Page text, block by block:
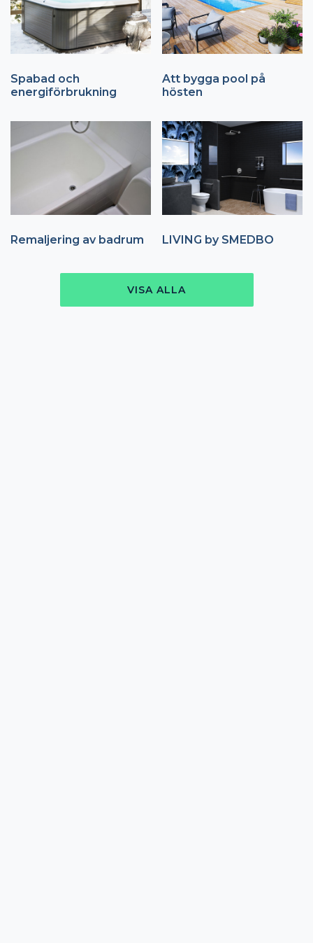
Spabad och
energiförbrukning
Att bygga pool på
hösten
Remaljering av badrum LIVING by SMEDBO
VISA ALLA